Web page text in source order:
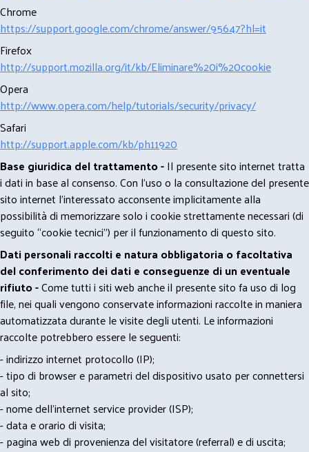
Chrome
https://support.google.com/chrome/answer/95647?hl=it
Firefox
http://support.mozilla.org/it/kb/Eliminare%20i%20cookie
Opera
http://www.opera.com/help/tutorials/security/privacy/
Safari
http://support.apple.com/kb/ph11920
Base giuridica del trattamento -Il presente sito internet tratta
i dati in base al consenso. Con l'uso o la consultazione del presente
sito internet l’interessato acconsente implicitamente alla
possibilità di memorizzare solo i cookie strettamente necessari (di
seguito “cookie tecnici”) per il funzionamento di questo sito.
Dati personali raccolti e natura obbligatoria o facoltativa
del conferimento dei dati e conseguenze di un eventuale
rifiuto -Come tutti i siti web anche il presente sito fa uso di log
file, nei quali vengono conservate informazioni raccolte in maniera
automatizzata durante le visite degli utenti. Le informazioni
raccolte potrebbero essere le seguenti:
- indirizzo internet protocollo (IP);
- tipo di browser e parametri del dispositivo usato per connettersi
al sito;
- nome dell'internet service provider (ISP);
- data e orario di visita;
- pagina web di provenienza del visitatore (referral) e di uscita;